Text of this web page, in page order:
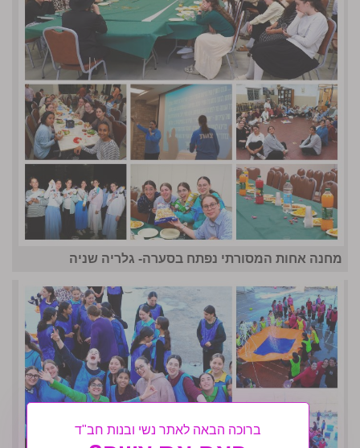
מחנה אחות המסורתי נפתח בסערה- גלריה שניה
ברוכה הבאה לאתר נשי ובנות חב"ד